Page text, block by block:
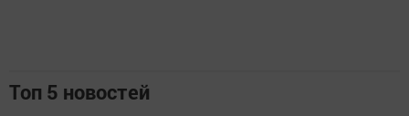
Топ 5 новостей